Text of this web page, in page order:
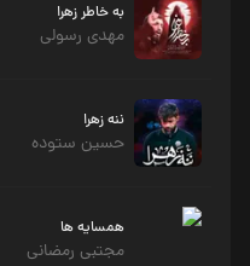
به خاطر زهرا
مهدی رسولی
ننه زهرا
حسین ستوده
همسایه ها
مجتبی رمضانی